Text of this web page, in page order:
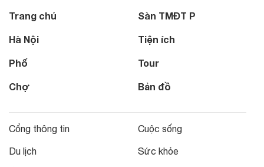
Trang chủ
Hà Nội
Phố
Chợ
Sàn TMĐT P
Tiện ích
Tour
Bản đồ
Cổng thông tin
Du lịch
Cuộc sống
Sức khỏe